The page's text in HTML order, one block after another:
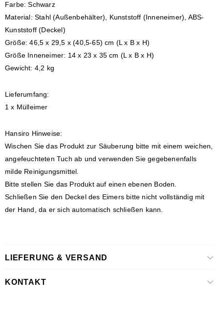
Farbe: Schwarz
Material: Stahl (Außenbehälter), Kunststoff (Inneneimer), ABS-
Kunststoff (Deckel)
Größe: 46,5 x 29,5 x (40,5-65) cm (L x B x H)
Größe Inneneimer: 14 x 23 x 35 cm (L x B x H)
Gewicht: 4,2 kg
Lieferumfang:
1 x Mülleimer
Hansiro Hinweise:
Wischen Sie das Produkt zur Säuberung bitte mit einem weichen,
angefeuchteten Tuch ab und verwenden Sie gegebenenfalls
milde Reinigungsmittel.
Bitte stellen Sie das Produkt auf einen ebenen Boden.
Schließen Sie den Deckel des Eimers bitte nicht vollständig mit
der Hand, da er sich automatisch schließen kann.
LIEFERUNG & VERSAND
KONTAKT